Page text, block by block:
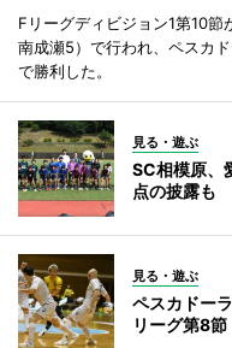
Fリーグディビジョン1第10
南成瀬5）で行われ、ペスカ
で勝利した。
見る・遊ぶ
SC相模原、
点の披露も
見る・遊ぶ
ペスカドー
リーグ第8節